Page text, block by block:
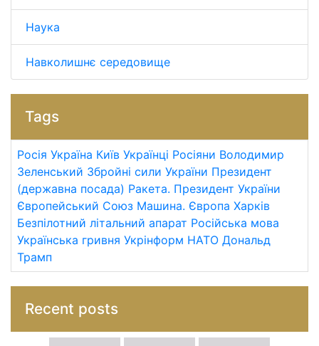
Наука
Навколишнє середовище
Tags
Росія Україна Київ Українці Росіяни Володимир
Зеленський Збройні сили України Президент
(державна посада) Ракета. Президент України
Європейський Союз Машина. Європа Харків
Безпілотний літальний апарат Російська мова
Українська гривня Укрінформ НАТО Дональд
Трамп
Recent posts